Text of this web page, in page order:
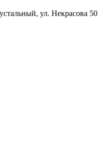
, ул. Некрасова 50